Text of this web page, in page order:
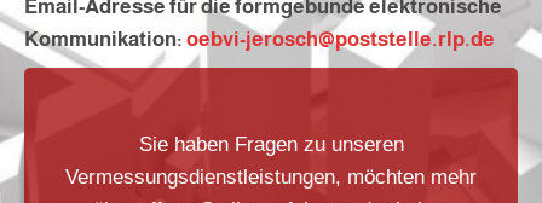
Email-Adresse für die formgebunde elektronische
Kommunikation: oebvi-jerosch@poststelle.rlp.de
Sie haben Fragen zu unseren
Vermessungsdienstleistungen, möchten mehr